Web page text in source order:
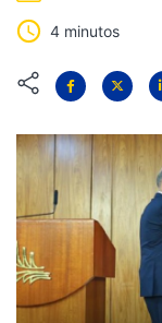
4 minutos